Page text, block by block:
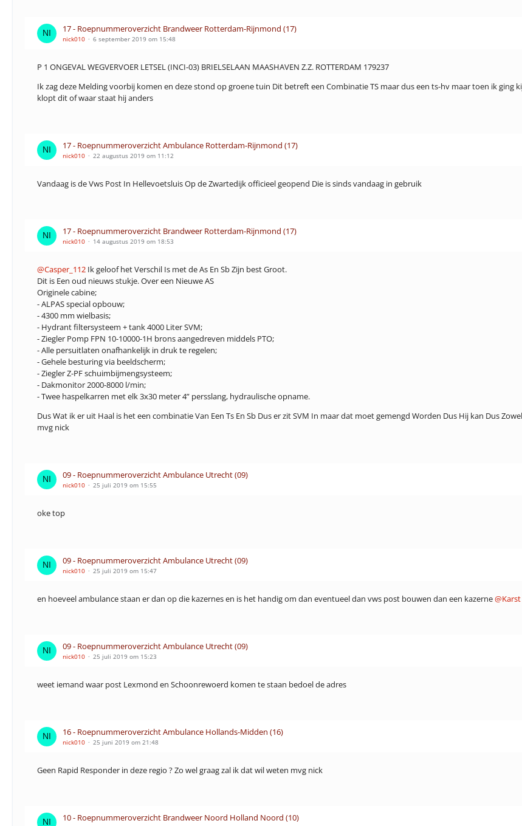
17 - Roepnummeroverzicht Brandweer Rotterdam-Rijnmond (17)
nick010 6 september 2019 om 15:48
P 1 ONGEVAL WEGVERVOER LETSEL (INCI-03) BRIELSELAAN MAASHAVEN Z.Z. ROTTERDAM 179237
Ik zag deze Melding voorbij komen en deze stond op groene tuin Dit betreft een Combinatie TS maar dus een ts-hv maar toen ik ging
klopt dit of waar staat hij anders
17 - Roepnummeroverzicht Ambulance Rotterdam-Rijnmond (17)
nick010 22 augustus 2019 om 11:12
Vandaag is de Vws Post In Hellevoetsluis Op de Zwartedijk officieel geopend Die is sinds vandaag in gebruik
17 - Roepnummeroverzicht Brandweer Rotterdam-Rijnmond (17)
nick010 14 augustus 2019 om 18:53
@Casper_112 Ik geloof het Verschil Is met de As En Sb Zijn best Groot.
Dit is Een oud nieuws stukje. Over een Nieuwe AS
Originele cabine;
- ALPAS special opbouw;
- 4300 mm wielbasis;
- Hydrant filtersysteem + tank 4000 Liter SVM;
- Ziegler Pomp FPN 10-10000-1H brons aangedreven middels PTO;
- Alle persuitlaten onafhankelijk in druk te regelen;
- Gehele besturing via beeldscherm;
- Ziegler Z-PF schuimbijmengsysteem;
- Dakmonitor 2000-8000 l/min;
- Twee haspelkarren met elk 3x30 meter 4” persslang, hydraulische opname.
Dus Wat ik er uit Haal is het een combinatie Van Een Ts En Sb Dus er zit SVM In maar dat moet gemengd Worden Dus Hij kan Dus
mvg nick
09 - Roepnummeroverzicht Ambulance Utrecht (09)
nick010 25 juli 2019 om 15:55
oke top
09 - Roepnummeroverzicht Ambulance Utrecht (09)
nick010 25 juli 2019 om 15:47
en hoeveel ambulance staan er dan op die kazernes en is het handig om dan eventueel dan vws post bouwen dan een kazerne@Karst
09 - Roepnummeroverzicht Ambulance Utrecht (09)
nick010 25 juli 2019 om 15:23
weet iemand waar post Lexmond en Schoonrewoerd komen te staan bedoel de adres
16 - Roepnummeroverzicht Ambulance Hollands-Midden (16)
nick010 25 juni 2019 om 21:48
Geen Rapid Responder in deze regio ? Zo wel graag zal ik dat wil weten mvg nick
10 - Roepnummeroverzicht Brandweer Noord Holland Noord (10)